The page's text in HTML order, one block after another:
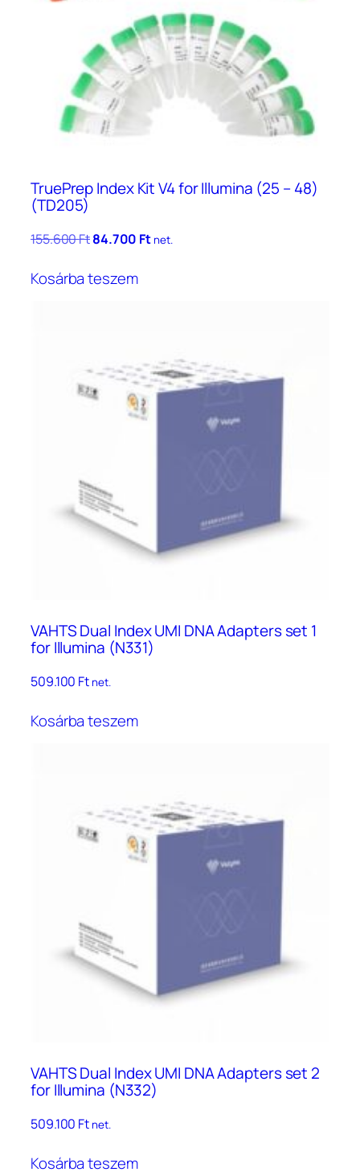
választhatók
ki
TruePrep Index Kit V4 for Illumina (25 – 48)
(TD205)
155.600FtOriginal
was:
84.700 FtCurrent
net.
Kosárba teszem
VAHTS Dual Index UMI DNA Adapters set 1
for Illumina (N331)
509.100 Ft net.
Kosárba teszem
VAHTS Dual Index UMI DNA Adapters set 2
for Illumina (N332)
509.100 Ft net.
Kosárba teszem